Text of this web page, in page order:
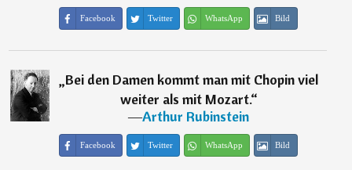
Facebook Twitter WhatsApp Bild
„Bei den Damen kommt man mit Chopin viel
weiter als mit Mozart.“
―Arthur Rubinstein
Facebook Twitter WhatsApp Bild